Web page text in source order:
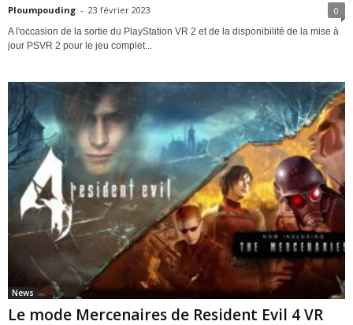
Ploumpouding - 23 février 2023 0
A l'occasion de la sortie du PlayStation VR 2 et de la disponibilité de la mise à
jour PSVR 2 pour le jeu complet...
News
Le mode Mercenaires de Resident Evil 4 VR